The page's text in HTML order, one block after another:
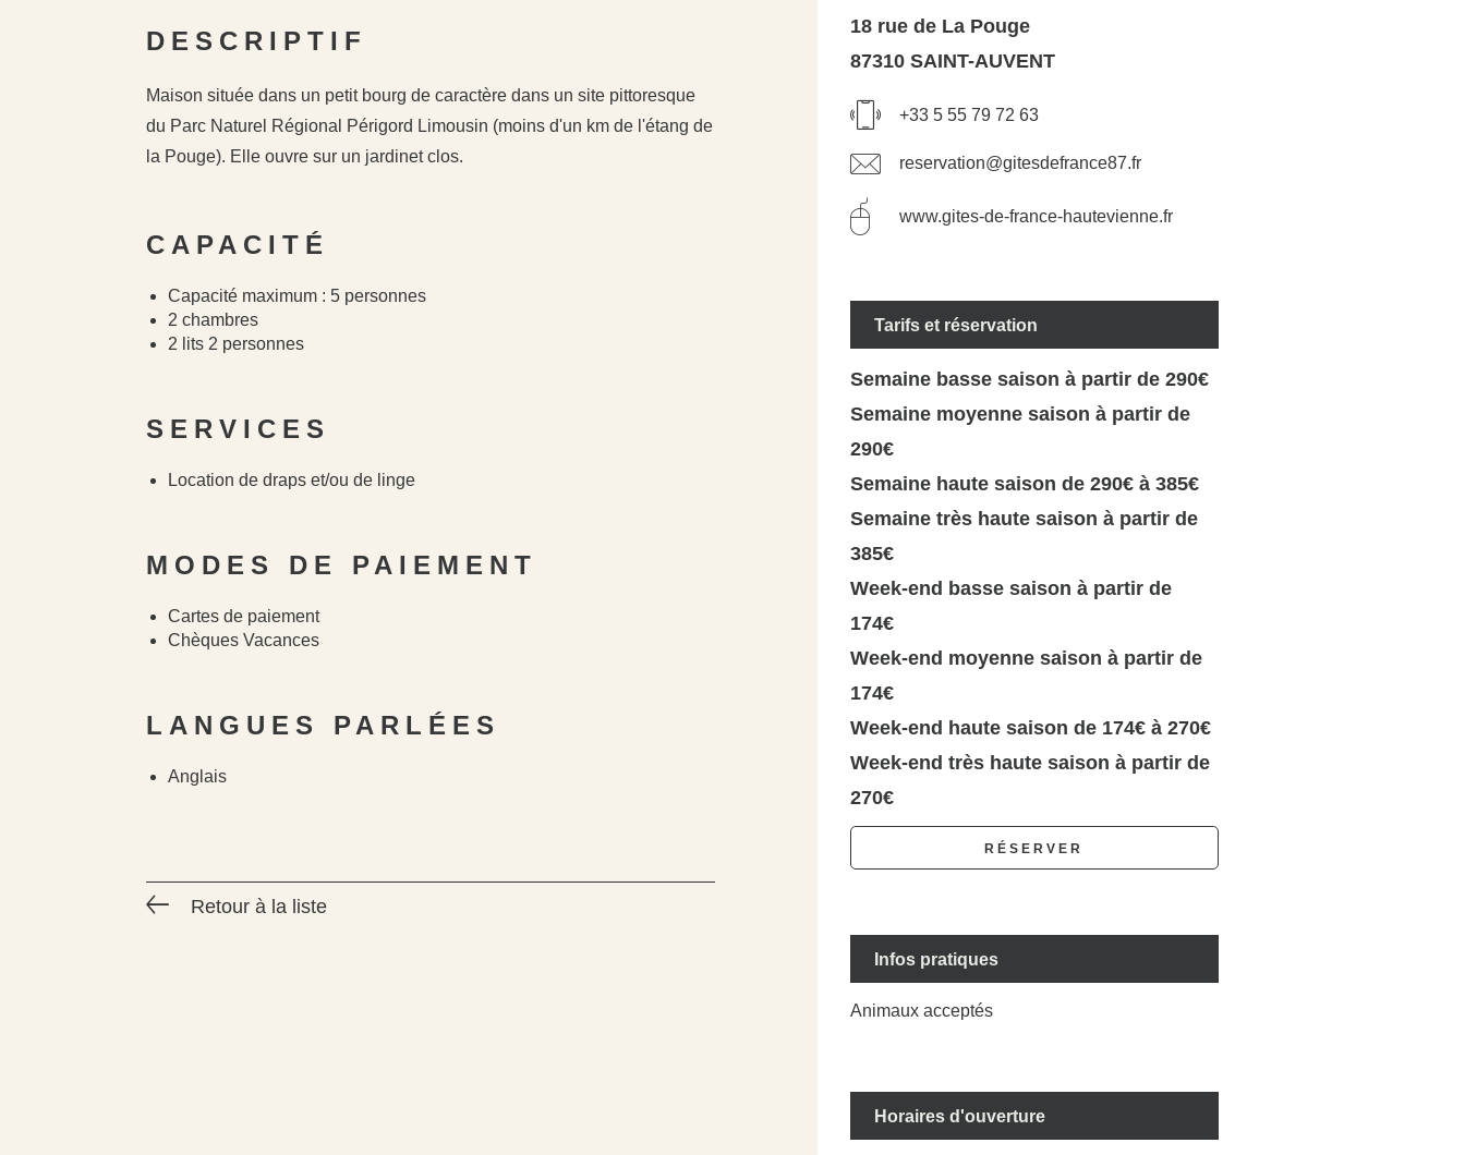
DESCRIPTIF
Maison située dans un petit bourg de caractère dans un site pittoresque
du Parc Naturel Régional Périgord Limousin (moins d'un km de l'étang de
la Pouge). Elle ouvre sur un jardinet clos.
CAPACITÉ
Capacité maximum : 5 personnes
2 chambres
2 lits 2 personnes
SERVICES
Location de draps et/ou de linge
MODES DE PAIEMENT
Cartes de paiement
Chèques Vacances
LANGUES PARLÉES
Anglais
Retour à la liste
18 rue de La Pouge
87310 SAINT-AUVENT
+33 5 55 79 72 63
reservation@gitesdefrance87.fr
www.gites-de-france-hautevienne.fr
Tarifs et réservation
Semaine basse saison à partir de 290€
Semaine moyenne saison à partir de
290€
Semaine haute saison de 290€ à 385€
Semaine très haute saison à partir de
385€
Week-end basse saison à partir de
174€
Week-end moyenne saison à partir de
174€
Week-end haute saison de 174€ à 270€
Week-end très haute saison à partir de
270€
RÉSERVER
Infos pratiques
Animaux acceptés
Horaires d'ouverture